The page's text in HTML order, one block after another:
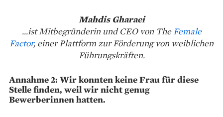
Mahdis Gharaei
...ist Mitbegründerin und CEO von TheFemale
Factor, einer Plattform zur Förderung von weiblichen
Führungskräften.
Annahme 2: Wir konnten keine Frau für diese
Stelle finden, weil wir nicht genug
Bewerberinnen hatten.